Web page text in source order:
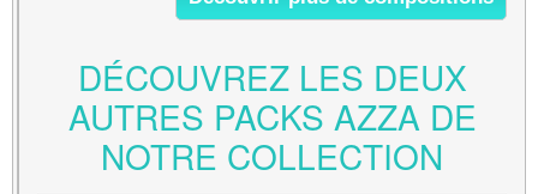
DÉCOUVREZ LES DEUX
AUTRES PACKS AZZA DE
NOTRE COLLECTION